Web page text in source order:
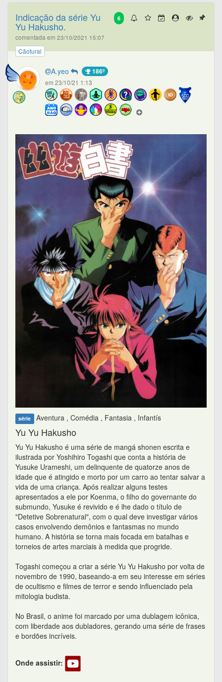
6
Indicação da série Yu
Yu Hakusho.
comentada em 23/10/2021 15:07
Cãotural
A.yeo 186º
em 23/10/21 1:13
série Aventura , Comédia , Fantasia , Infantís
Yu Yu Hakusho
Yu Yu Hakusho é uma série de mangá shonen escrita e
ilustrada por Yoshihiro Togashi que conta a história de
Yusuke Urameshi, um delinquente de quatorze anos de
idade que é atingido e morto por um carro ao tentar salvar a
vida de uma criança. Após realizar alguns testes
apresentados a ele por Koenma, o filho do governante do
submundo, Yusuke é revivido e é lhe dado o título de
"Detetive Sobrenatural", com o qual deve investigar vários
casos envolvendo demônios e fantasmas no mundo
humano. A história se torna mais focada em batalhas e
torneios de artes marciais à medida que progride.
Togashi começou a criar a série Yu Yu Hakusho por volta de
novembro de 1990, baseando-a em seu interesse em séries
de ocultismo e filmes de terror e sendo influenciado pela
mitologia budista.
No Brasil, o anime foi marcado por uma dublagem icônica,
com liberdade aos dubladores, gerando uma série de frases
e bordões incríveis.
Onde assistir: